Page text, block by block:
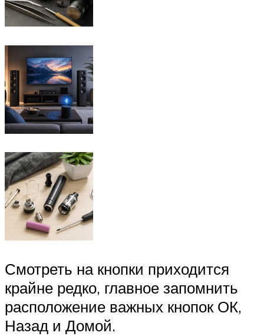
Смотреть на кнопки приходится
крайне редко, главное запомнить
расположение важных кнопок ОК,
Назад и Домой.